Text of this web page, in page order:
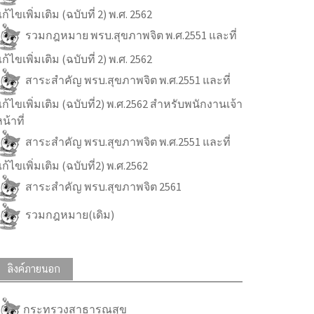
ไขเพิ่มเติม (ฉบับที่ 2) พ.ศ. 2562
รวมกฎหมาย พรบ.สุขภาพจิต พ.ศ.2551 และที่
ไขเพิ่มเติม (ฉบับที่ 2) พ.ศ. 2562
สาระสำคัญ พรบ.สุขภาพจิต พ.ศ.2551 และที่
ไขเพิ่มเติม (ฉบับที่2) พ.ศ.2562 สำหรับพนักงานเจ้า
น้าที่
สาระสำคัญ พรบ.สุขภาพจิต พ.ศ.2551 และที่
ไขเพิ่มเติม (ฉบับที่2) พ.ศ.2562
สาระสำคัญ พรบ.สุขภาพจิต 2561
รวมกฎหมาย(เดิม)
ลิงค์ภายนอก
กระทรวงสาธารณสุข